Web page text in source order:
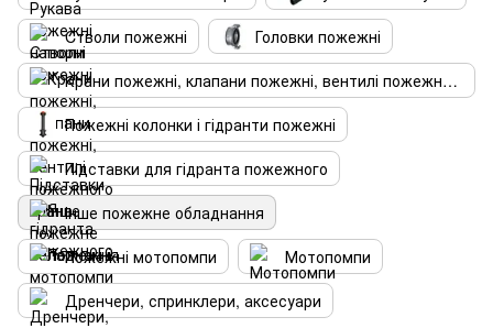
Cтволи пожежні
Головки пожежні
Крани пожежні, клапани пожежні, вентилі пожежного крана
Пожежні колонки і гідранти пожежні
Підставки для гідранта пожежного
Інше пожежне обладнання
Пожежні мотопомпи
Мотопомпи
Дренчери, спринклери, аксесуари